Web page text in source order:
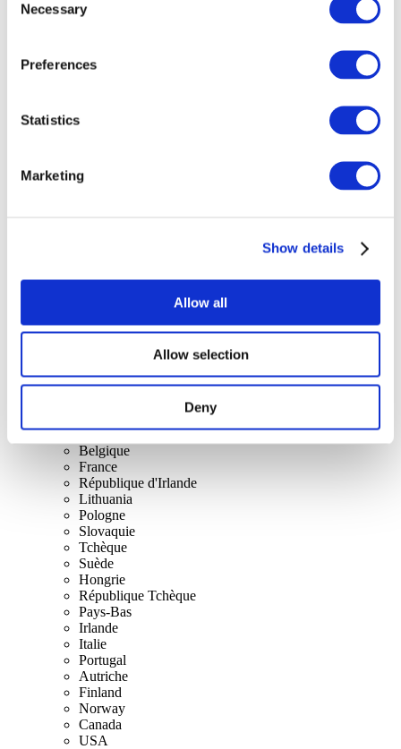
Selection
Necessary
Preferences
Statistics
Marketing
Show details
Allow all
Allow selection
Deny
Événements
Concerts
Royaume-Uni
Danemark
Belgique
France
République d'Irlande
Lithuania
Pologne
Slovaquie
Tchèque
Suède
Hongrie
République Tchèque
Pays-Bas
Irlande
Italie
Portugal
Autriche
Finland
Norway
Canada
USA